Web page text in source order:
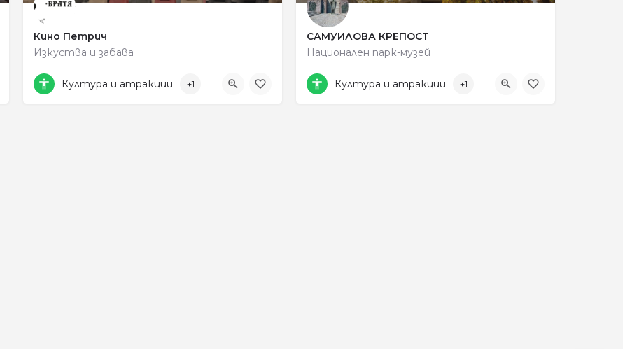
Кино Петрич
Изкуства и забава
089 900 1414
улица „Александър Стамболийски“ 4
Култура и атракции +1
САМУИЛОВА КРЕПОСТ
Национален парк-музей
879819509
92VH+RF Самуилова крепост
Култура и атракции +1